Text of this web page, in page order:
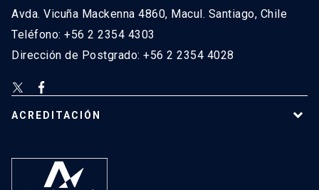
Avda. Vicuña Mackenna 4860, Macul. Santiago, Chile
Teléfono: +56 2 2354 4303
Dirección de Postgrado: +56 2 2354 4028
ACREDITACIÓN